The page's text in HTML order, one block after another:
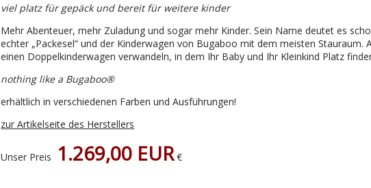
viel platz für gepäck und bereit für weitere kinder
Mehr Abenteuer, mehr Zuladung und sogar mehr Kinder. Sein Name deutet es
echter „Packesel“ und der Kinderwagen von Bugaboo mit dem meisten Stauraum.
einen Doppelkinderwagen verwandeln, in dem Ihr Baby und Ihr Kleinkind Platz
nothing like a Bugaboo®
erhältlich in verschiedenen Farben und Ausführungen!
zur Artikelseite des Herstellers
Unser Preis 1.269,00 EUR€